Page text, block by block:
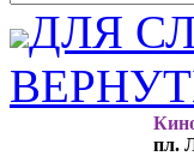
ДЛЯ
пл.